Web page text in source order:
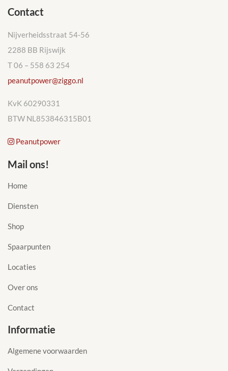
Contact
Nijverheidsstraat 54-56
2288 BB Rijswijk
T 06 – 558 63 254
peanutpower@ziggo.nl
KvK 60290331
BTW NL853846315B01
Peanutpower
Mail ons!
Home
Diensten
Shop
Spaarpunten
Locaties
Over ons
Contact
Informatie
Algemene voorwaarden